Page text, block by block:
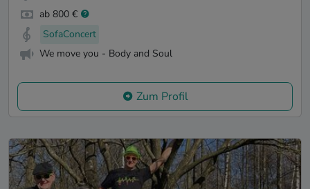
ab 800 €
SofaConcert
We move you - Body and Soul
Zum Profil